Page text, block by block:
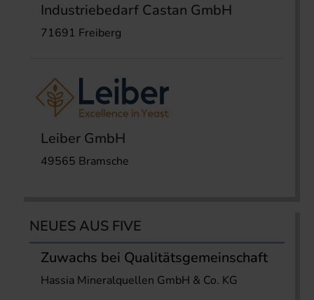
Industriebedarf Castan GmbH
71691 Freiberg
Leiber GmbH
49565 Bramsche
NEUES AUS FIVE
Zuwachs bei Qualitätsgemeinschaft
Hassia Mineralquellen GmbH & Co. KG